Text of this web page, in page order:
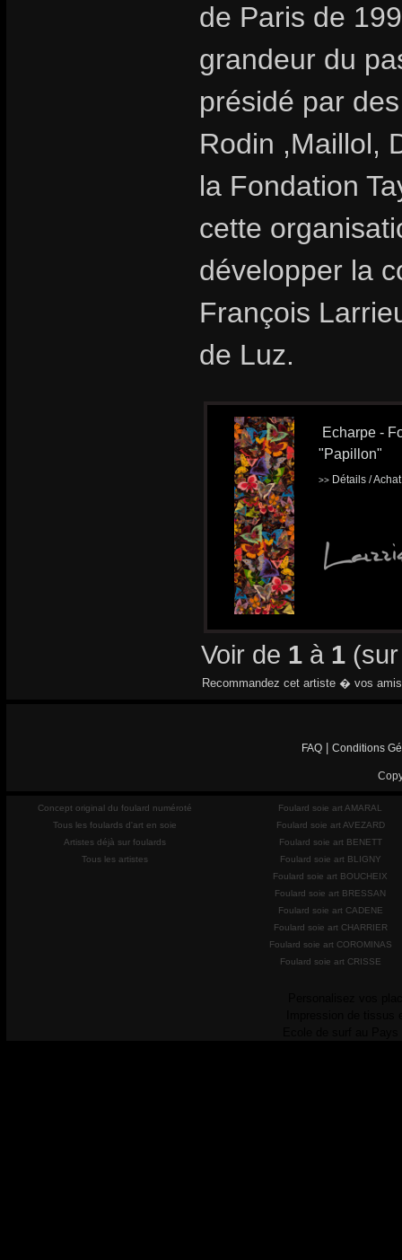
de Paris de
grandeur du
présidé par
Rodin ,Maillol,
la Fondation
cette
développer la
François
de Luz.
Echarpe -
"Papillon"
>> Détails /
Voir de 1 à 1
Recommandez cet artiste � vos
FAQ Conditions
Concept original du foulard numéroté
Tous les foulards d'art en soie
Artistes déjà sur foulards
Tous les artistes
Foulard soie art AMARAL
Foulard soie art AVEZARD
Foulard soie art BENETT
Foulard soie art BLIGNY
Foulard soie art BOUCHEIX
Foulard soie art BRESSAN
Foulard soie art CADENE
Foulard soie art CHARRIER
Foulard soie art COROMINAS
Foulard soie art CRISSE